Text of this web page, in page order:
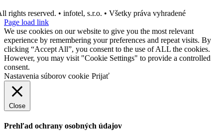
rights reserved. • infotel, s.r.o. • Všetky práva vyhradené
Page load link
We use cookies on our website to give you the most relevant
experience by remembering your preferences and repeat visits. By
clicking “Accept All”, you consent to the use of ALL the cookies.
However, you may visit "Cookie Settings" to provide a controlled
consent.
Nastavenia súborov cookie Prijať
Close
Prehľad ochrany osobných údajov